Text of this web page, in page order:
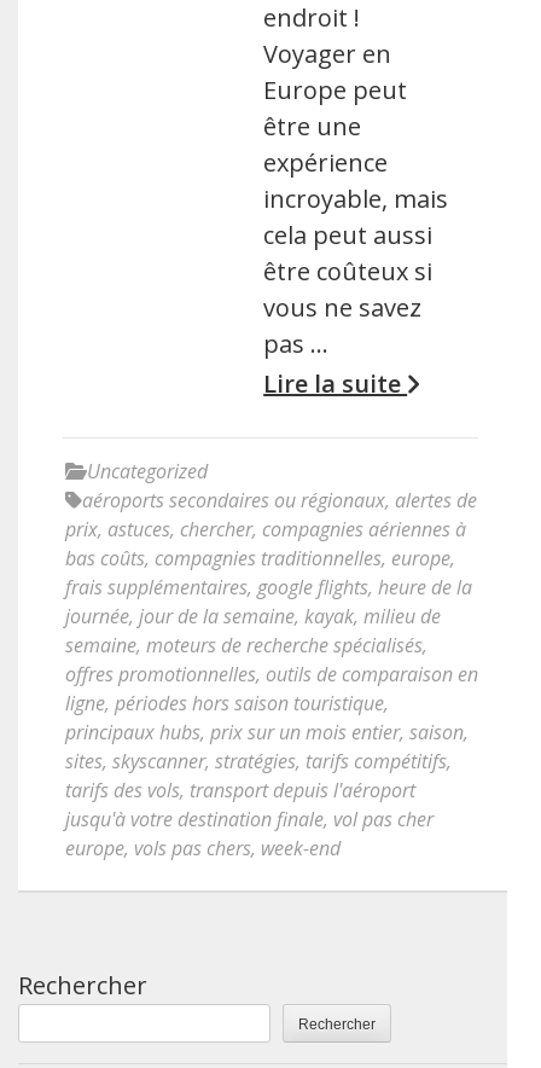
endroit !
Voyager en
Europe peut
être une
expérience
incroyable, mais
cela peut aussi
être coûteux si
vous ne savez
pas …
Lire la suite
Uncategorized
aéroports secondaires ou régionaux, alertes de
prix, astuces, chercher, compagnies aériennes à
bas coûts, compagnies traditionnelles, europe,
frais supplémentaires, google flights, heure de la
journée, jour de la semaine, kayak, milieu de
semaine, moteurs de recherche spécialisés,
offres promotionnelles, outils de comparaison en
ligne, périodes hors saison touristique,
principaux hubs, prix sur un mois entier, saison,
sites, skyscanner, stratégies, tarifs compétitifs,
tarifs des vols, transport depuis l'aéroport
jusqu'à votre destination finale, vol pas cher
europe, vols pas chers, week-end
Rechercher
Rechercher